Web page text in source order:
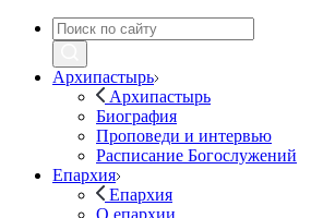
Архипастырь
Архипастырь
Биография
Проповеди и интервью
Расписание Богослужений
Епархия
Епархия
О епархии